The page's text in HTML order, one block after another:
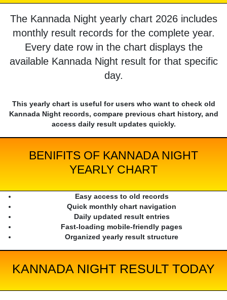
The Kannada Night yearly chart 2026 includes
monthly result records for the complete year.
Every date row in the chart displays the
available Kannada Night result for that specific
day.
This yearly chart is useful for users who want to check old
Kannada Night records, compare previous chart history, and
access daily result updates quickly.
BENIFITS OF KANNADA NIGHT
YEARLY CHART
Easy access to old records
Quick monthly chart navigation
Daily updated result entries
Fast-loading mobile-friendly pages
Organized yearly result structure
KANNADA NIGHT RESULT TODAY